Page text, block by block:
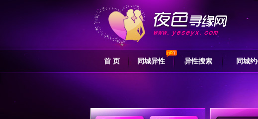
首 页 同城异性 异性搜索 同城